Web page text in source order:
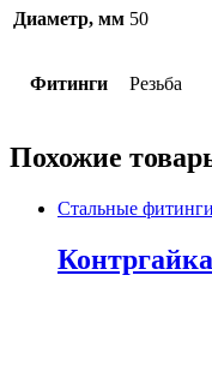
Диаметр, мм 50
Фитинги Резьба
Похожие
Стальные фитинги